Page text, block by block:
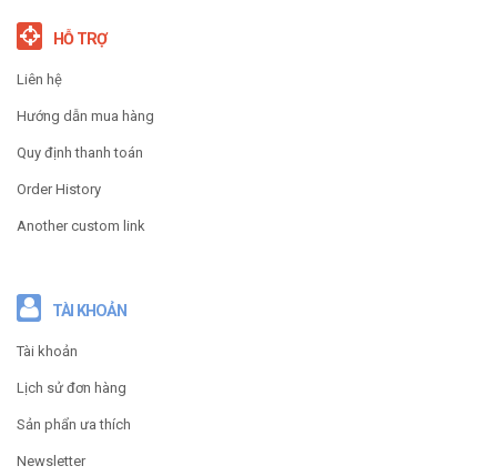
HỖ TRỢ
Liên hệ
Hướng dẫn mua hàng
Quy định thanh toán
Order History
Another custom link
TÀI KHOẢN
Tài khoản
Lịch sử đơn hàng
Sản phẩn ưa thích
Newsletter